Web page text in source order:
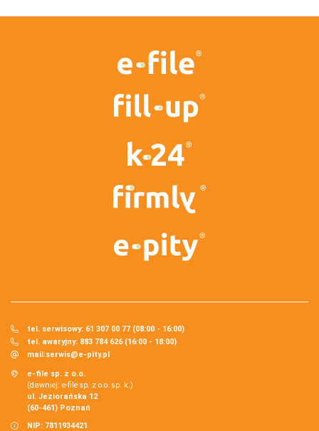
tel. serwisowy: 61 307 00 77 (08:00 - 16:00)
tel. awaryjny: 883 784 626 (16:00 - 18:00)
mail:serwis@e-pity.pl
e-file sp. z o.o.
(dawniej: e-file sp. z o.o. sp. k.)
ul. Jeziorańska 12
(60-461) Poznań
NIP: 7811934421